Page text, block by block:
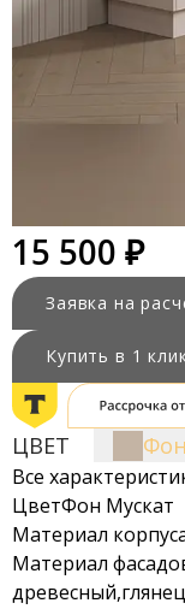
15 500 ₽
Заявка на
Купить в 1
ЦВЕТ
Все
ЦветФон Мускат
Материал
Материал